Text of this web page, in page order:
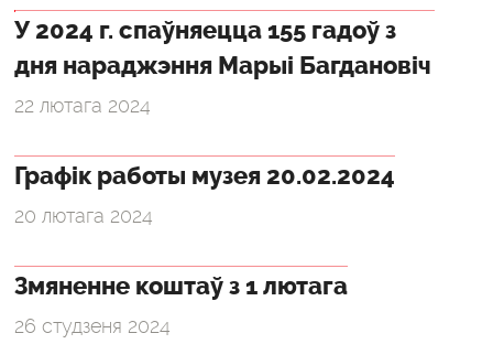
У 2024 г. спаўняецца 155 гадоў з
дня нараджэння Марыі Багдановіч
22 лютага 2024
Графік работы музея 20.02.2024
20 лютага 2024
Змяненне коштаў з 1 лютага
26 студзеня 2024